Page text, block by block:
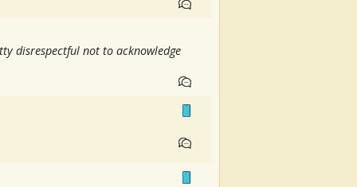
disrespectful not to acknowledge